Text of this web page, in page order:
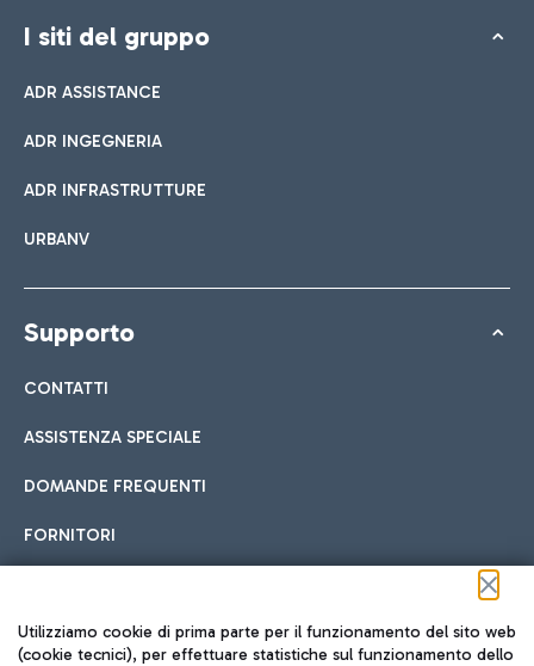
I siti del gruppo
ADR ASSISTANCE
ADR INGEGNERIA
ADR INFRASTRUTTURE
URBANV
Supporto
CONTATTI
ASSISTENZA SPECIALE
DOMANDE FREQUENTI
FORNITORI
Seguici sui social
Utilizziamo cookie di prima parte per il funzionamento del sito web
(cookie tecnici), per effettuare statistiche sul funzionamento dello